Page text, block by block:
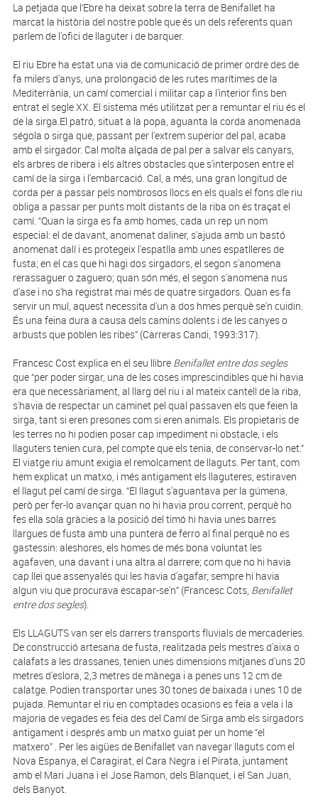
La petjada que l’Ebre ha deixat sobre la terra de Benifallet ha
marcat la història del nostre poble que és un dels referents quan
parlem de l'ofici de llaguter i de barquer.
El riu Ebre ha estat una via de comunicació de primer ordre des de
fa milers d'anys, una prolongació de les rutes marítimes de la
Mediterrània, un camí comercial i militar cap a l'interior fins ben
entrat el segle XX. El sistema més utilitzat per a remuntar el riu és el
de la sirga.El patró, situat a la popa, aguanta la corda anomenada
ségola o sirga que, passant per l'extrem superior del pal, acaba
amb el sirgador. Cal molta alçada de pal per a salvar els canyars,
els arbres de ribera i els altres obstacles que s'interposen entre el
camí de la sirga i l'embarcació. Cal, a més, una gran longitud de
corda per a passar pels nombrosos llocs en els quals el fons dle riu
obliga a passar per punts molt distants de la riba on és traçat el
camí. “Quan la sirga es fa amb homes, cada un rep un nom
especial: el de davant, anomenat daliner, s'ajuda amb un bastó
anomenat dalí i es protegeix l'espatlla amb unes espatlleres de
fusta; en el cas que hi hagi dos sirgadors, el segon s'anomena
rerassaguer o zaguero; quan són més, el segon s'anomena nus
d'ase i no s'ha registrat mai més de quatre sirgadors. Quan es fa
servir un mul, aquest necessita d'un a dos hmes perquè se'n cuidin.
És una feina dura a causa dels camins dolents i de les canyes o
arbusts que poblen les ribes” (Carreras Candi, 1993:317).
Francesc Cost explica en el seu llibre Benifallet entre dos segles
que “per poder sirgar, una de les coses imprescindibles que hi havia
era que necessàriament, al llarg del riu i al mateix cantell de la riba,
s'havia de respectar un caminet pel qual passaven els que feien la
sirga, tant si eren presones com si eren animals. Els propietaris de
les terres no hi podien posar cap impediment ni obstacle, i els
llaguters tenien cura, pel compte que els tenia, de conservar-lo net.”
El viatge riu amunt exigia el remolcament de llaguts. Per tant, com
hem explicat un matxo, i més antigament els llaguteres, estiraven
el llagut pel camí de sirga. “El llagut s'aguantava per la gúmena,
però per fer-lo avançar quan no hi havia prou corrent, perquè ho
fes ella sola gràcies a la posició del timó hi havia unes barres
llargues de fusta amb una puntera de ferro al final perquè no es
gastessin: aleshores, els homes de més bona voluntat les
agafaven, una davant i una altra al darrere; com que no hi havia
cap llei que assenyalés qui les havia d'agafar, sempre hi havia
algun viu que procurava escapar-se'n” (Francesc Cots, Benifallet
entre dos segles).
Els LLAGUTS van ser els darrers transports fluvials de mercaderies.
De construcció artesana de fusta, realitzada pels mestres d'aixa o
calafats a les drassanes, tenien unes dimensions mitjanes d'uns 20
metres d'eslora, 2,3 metres de mànega i a penes uns 12 cm de
calatge. Podien transportar unes 30 tones de baixada i unes 10 de
pujada. Remuntar el riu en comptades ocasions es feia a vela i la
majoria de vegades es feia des del Camí de Sirga amb els sirgadors
antigament i després amb un matxo guiat per un home “el
matxero” . Per les aigües de Benifallet van navegar llaguts com el
Nova Espanya, el Caragirat, el Cara Negra i el Pirata, juntament
amb el Mari Juana i el Jose Ramon, dels Blanquet, i el San Juan,
dels Banyot.